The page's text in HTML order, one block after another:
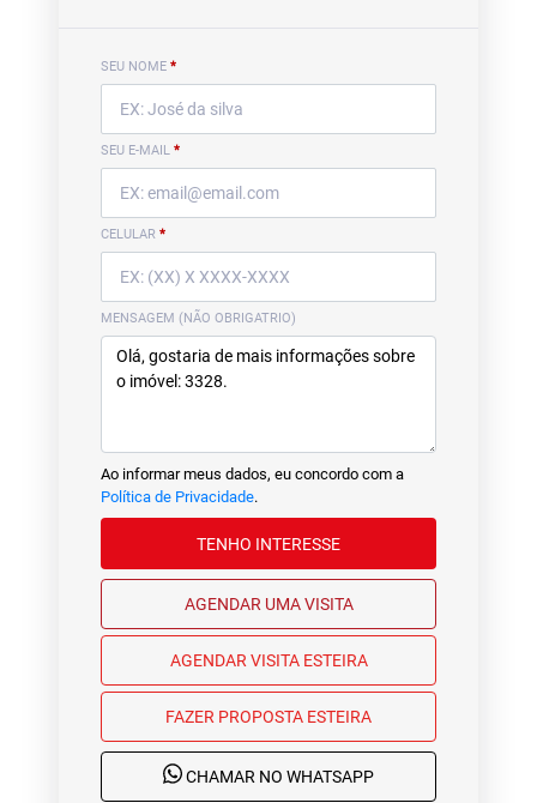
SEU NOME *
SEU E-MAIL *
CELULAR *
MENSAGEM (NÃO OBRIGATRIO)
Ao informar meus dados, eu concordo com a
Política de Privacidade.
TENHO INTERESSE
AGENDAR UMA VISITA
AGENDAR VISITA ESTEIRA
FAZER PROPOSTA ESTEIRA
CHAMAR NO WHATSAPP